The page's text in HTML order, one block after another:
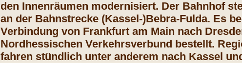
den Innenräumen modernisiert. Der Bahnhof
an der Bahnstrecke (Kassel-)Bebra-Fulda. Es
Verbindung von Frankfurt am Main nach
Nordhessischen Verkehrsverbund bestellt.
fahren stündlich unter anderem nach Kassel